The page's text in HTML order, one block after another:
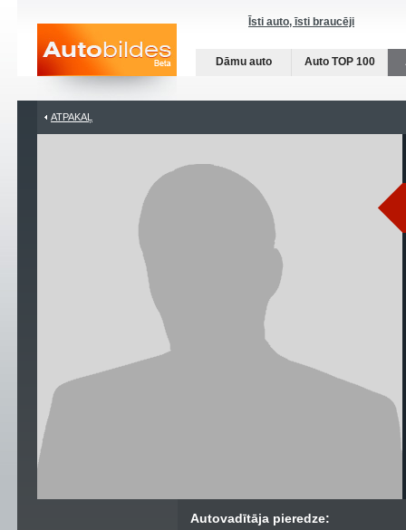
Īsti auto, īsti braucēji
Dāmu auto Auto TOP 100
ATPAKAĻ
Autovadītāja pieredze: